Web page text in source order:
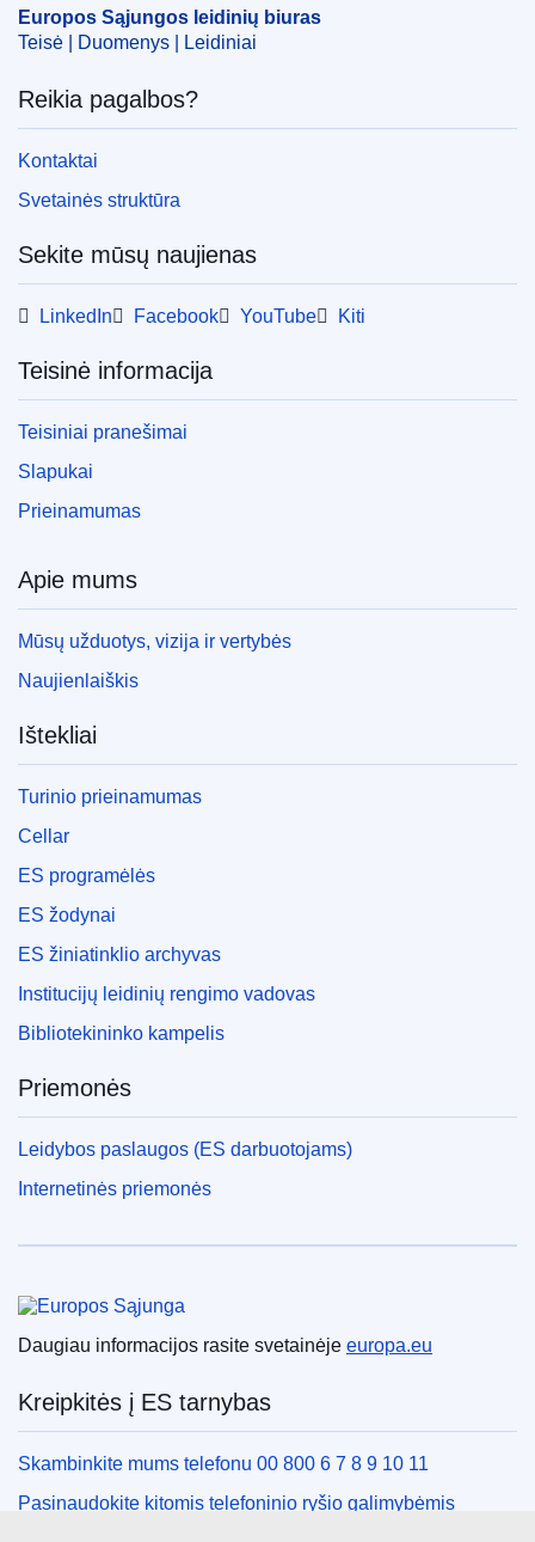
CELEX : 32023R0053
ELI :reg_impl/2023/53/oj
OJ : JOL_2023_003_R_0002
IMMC : C(2023)13/2367369
Europos Sąjungos leidinių biuras
Teisė | Duomenys | Leidiniai
Reikia pagalbos?
Kontaktai
Svetainės struktūra
Sekite mūsų naujienas
LinkedIn Facebook YouTube Kiti
Teisinė informacija
Teisiniai pranešimai
Slapukai
Prieinamumas
Apie mums
Mūsų užduotys, vizija ir vertybės
Naujienlaiškis
Ištekliai
Turinio prieinamumas
Cellar
ES programėlės
ES žodynai
ES žiniatinklio archyvas
Institucijų leidinių rengimo vadovas
Bibliotekininko kampelis
Priemonės
Leidybos paslaugos (ES darbuotojams)
Internetinės priemonės
Europos Sąjunga
Daugiau informacijos rasite svetainėje europa.eu
Kreipkitės į ES tarnybas
Skambinkite mums telefonu 00 800 6 7 8 9 10 11
Pasinaudokite kitomis telefoninio ryšio galimybėmis